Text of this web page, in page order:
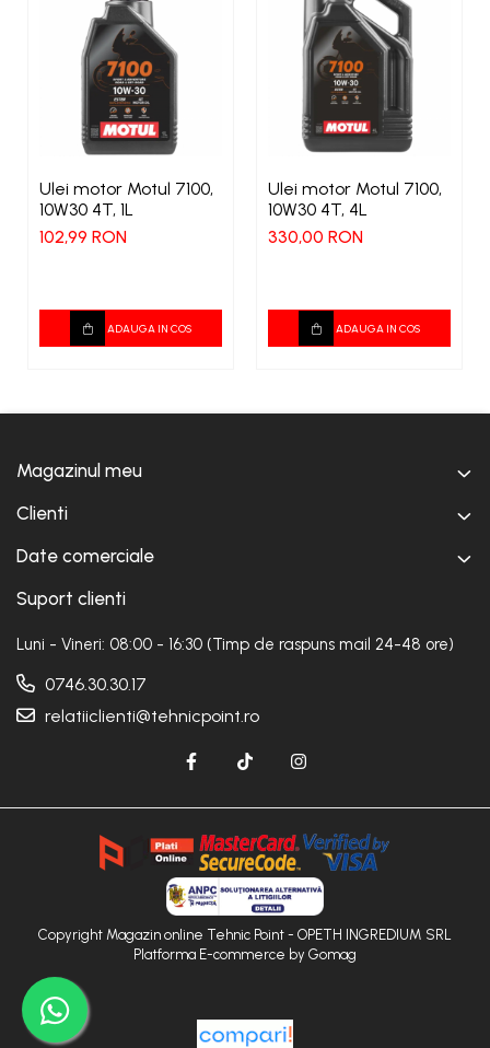
Ulei motor Motul 7100,
10W30 4T, 1L
102,99 RON
ADAUGA IN COS
Ulei motor Motul 7100,
10W30 4T, 4L
330,00 RON
ADAUGA IN COS
Magazinul meu
Clienti
Date comerciale
Suport clienti
Luni - Vineri: 08:00 - 16:30 (Timp de raspuns mail 24-48 ore)
0746.30.30.17
relatiiclienti@tehnicpoint.ro
Copyright Magazin online Tehnic Point - OPETH INGREDIUM SRL
Platforma E-commerce by Gomag